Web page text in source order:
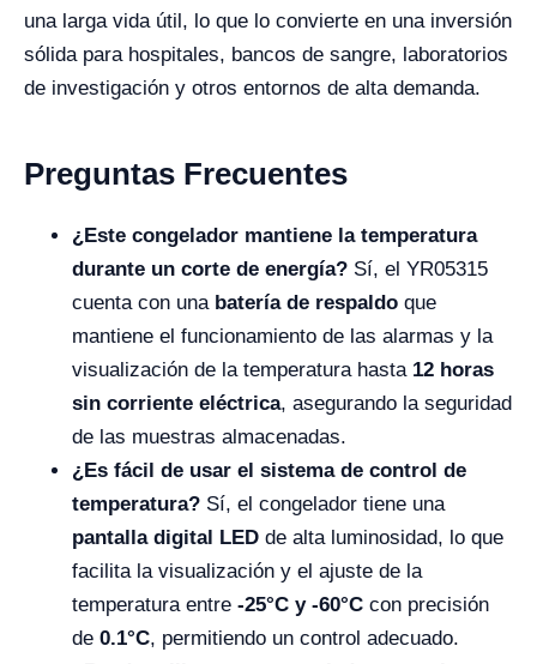
una larga vida útil, lo que lo convierte en una inversión
sólida para hospitales, bancos de sangre, laboratorios
de investigación y otros entornos de alta demanda.
Preguntas Frecuentes
¿Este congelador mantiene la temperatura
durante un corte de energía? Sí, el YR05315
cuenta con una batería de respaldo que
mantiene el funcionamiento de las alarmas y la
visualización de la temperatura hasta 12 horas
sin corriente eléctrica, asegurando la seguridad
de las muestras almacenadas.
¿Es fácil de usar el sistema de control de
temperatura? Sí, el congelador tiene una
pantalla digital LED de alta luminosidad, lo que
facilita la visualización y el ajuste de la
temperatura entre -25°C y -60°C con precisión
de 0.1°C, permitiendo un control adecuado.